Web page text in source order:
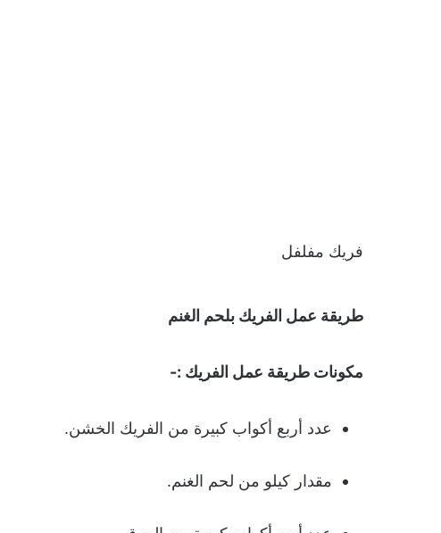
فريك مفلفل
طريقة عمل الفريك بلحم الغنم
مكونات طريقة عمل الفريك :-
عدد أربع أكواب كبيرة من الفريك الخشن.
مقدار كيلو من لحم الغنم.